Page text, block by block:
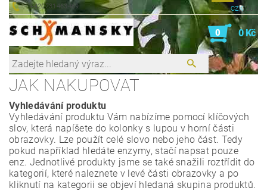
+420731463469 CZK EUR
0 0 Kč
JAK NAKUPOVAT
Vyhledávání produktu
Vyhledávání produktu Vám nabízíme pomocí klíčových
slov, která napíšete do kolonky s lupou v horní části
obrazovky. Lze použít celé slovo nebo jeho část. Tedy
pokud například hledáte enzymy, stačí napsat pouze
enz. Jednotlivé produkty jsme se také snažili roztřídit do
kategorií, které naleznete v levé části obrazovky a po
kliknutí na kategorii se objeví hledaná skupina produktů.